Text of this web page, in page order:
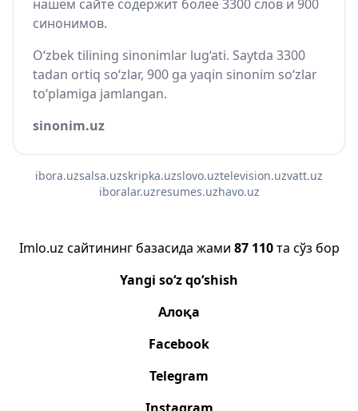
нашем сайте содержит более 3300 слов и 900
синонимов.
O‘zbek tilining sinonimlar lug‘ati. Saytda 3300
tadan ortiq so‘zlar, 900 ga yaqin sinonim so‘zlar
to‘plamiga jamlangan.
sinonim.uz
ibora.uzsalsa.uzskripka.uzslovo.uztelevision.uzvatt.uz
iboralar.uzresumes.uzhavo.uz
Imlo.uz сайтининг базасида жами 87 110та сўз бор
Yangi so‘z qo‘shish
Алоқа
Facebook
Telegram